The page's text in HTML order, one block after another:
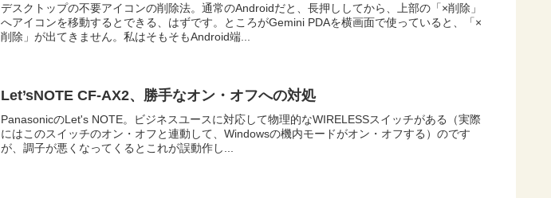
デスクトップの不要アイコンの削除法。通常のAndroidだと、長押ししてから、上部の「×削除」
へアイコンを移動するとできる、はずです。ところがGemini PDAを横画面で使っていると、「×
削除」が出てきません。私はそもそもAndroid端...
Let’sNOTE CF-AX2、勝手なオン・オフへの対処
PanasonicのLet's NOTE。ビジネスユースに対応して物理的なWIRELESSスイッチがある（実際
にはこのスイッチのオン・オフと連動して、Windowsの機内モードがオン・オフする）のです
が、調子が悪くなってくるとこれが誤動作し...